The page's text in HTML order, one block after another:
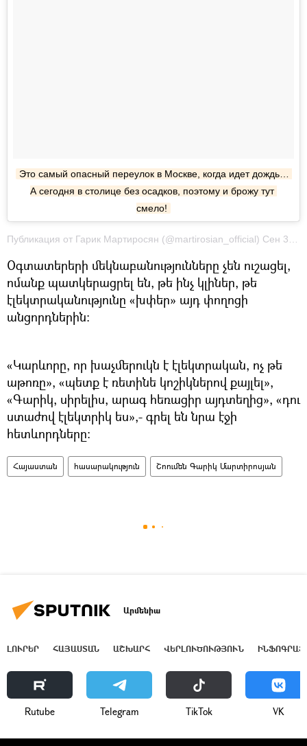
Это самый опасный переулок в Москве, когда идет дождь…
А сегодня в столице без осадков, поэтому и брожу тут
смело!
Публикация от Гарик Мартиросян (@martirosian_official) Сен 30 2017 в 6:42 PDT
Օգտատերերի մեկնաբանությունները չեն ուշացել,
ոմանք պատկերացրել են, թե ինչ կլիներ, թե
էլեկտրականությունը «խփեր» այդ փողոցի
անցորդներին։
«Կարևորը, որ խաչմերուկն է էլեկտրական, ոչ թե
աթոռը», «պետք է ռետինե կոշիկներով քայլել»,
«Գարիկ, սիրելիս, արագ հեռացիր այդտեղից», «դու
ստաժով էլեկտրիկ ես»,- գրել են նրա էջի
հետևորդները։
Հայաստան հասարակություն Շոումեն Գարիկ Մարտիրոսյան
Արմենիա
ԼՈՒՐԵՐ ՀԱՅԱՍՏԱՆ ԱՇԽԱՐՀ ՎԵՐԼՈՒԾՈՒԹՅՈՒՆ
Rutube Telegram ТikТоk VK